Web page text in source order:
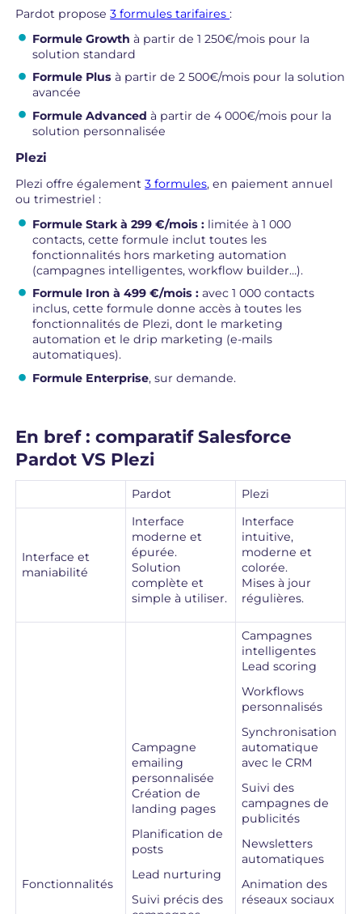
Pardot propose3 formules tarifaires:
Formule Growth à partir de 1 250€/mois pour la
solution standard
Formule Plusà partir de 2 500€/mois pour la solution
avancée
Formule Advanced à partir de 4 000€/mois pour la
solution personnalisée
Plezi
Plezi offre également3 formules, en paiement annuel
ou trimestriel :
Formule Stark à 299 €/mois :limitée à 1 000
contacts, cette formule inclut toutes les
fonctionnalités hors marketing automation
(campagnes intelligentes, workflow builder…).
Formule Iron à 499 €/mois :avec 1 000 contacts
inclus, cette formule donne accès à toutes les
fonctionnalités de Plezi, dont le marketing
automation et le drip marketing (e-mails
automatiques).
Formule Enterprise, sur demande.
En bref : comparatif Salesforce
Pardot VS Plezi
Pardot Plezi
Interface et
maniabilité
Interface
moderne et
épurée.
Solution
complète et
simple à utiliser.
Interface
intuitive,
moderne et
colorée.
Mises à jour
régulières.
Fonctionnalités
Campagne
emailing
personnalisée
Création de
landing pages
Planification de
posts
Lead nurturing
Suivi précis des
Campagnes
intelligentes
Lead scoring
Workflows
personnalisés
Synchronisation
automatique
avec le CRM
Suivi des
campagnes de
publicités
Newsletters
automatiques
Animation des
réseaux sociaux